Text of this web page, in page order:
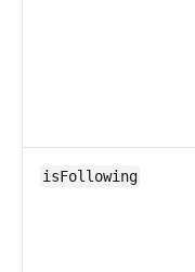
isFollowing